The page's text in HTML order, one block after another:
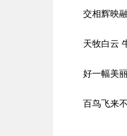
交相辉映融
天牧白云
好一幅美丽
百鸟飞来